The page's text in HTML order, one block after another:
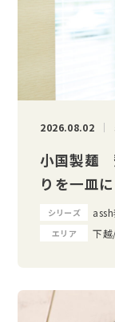
2026.08.02
小国製麺
りを一皿
シリーズ
エリア 下